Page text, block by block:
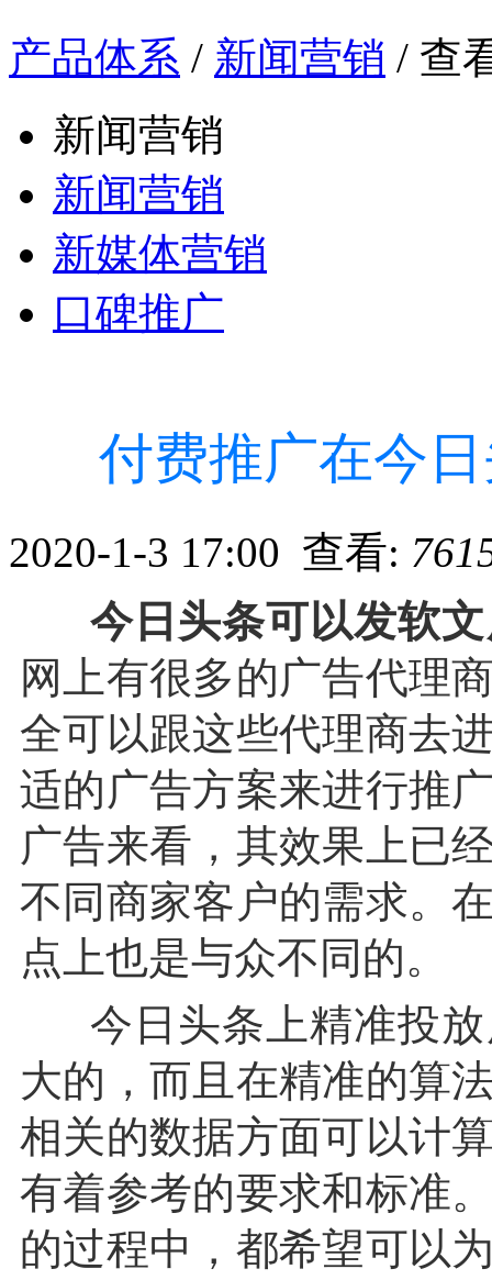
产品体系 / 新闻营销 / 查
新闻营销
新闻营销
新媒体营销
口碑推广
付费推广在今
2020-1-3 17:00 查看:
今日头条可以发软
网上有很多的广告代理
全可以跟这些代理商去
适的广告方案来进行推
广告来看，其效果上已
不同商家客户的需求。
点上也是与众不同的。
今日头条上精准投放
大的，而且在精准的算
相关的数据方面可以计
有着参考的要求和标准
的过程中，都希望可以